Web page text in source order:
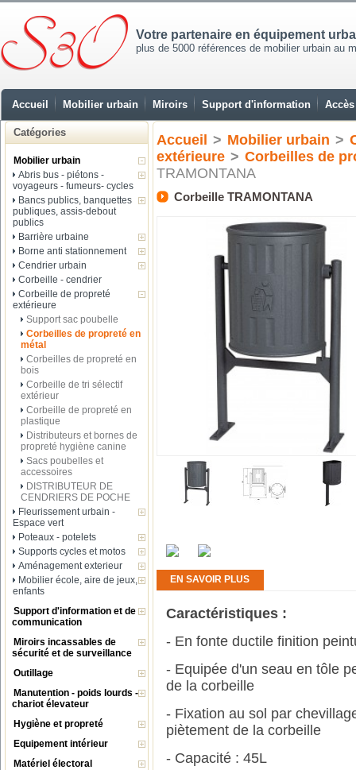
Votre partenaire en équipement
plus de 5000 références de mobilier urbain au
Accueil Mobilier urbain Miroirs Support d'information
Catégories
Mobilier urbain
Abris bus - piétons -
voyageurs - fumeurs- cycles
Bancs publics, banquettes
publiques, assis-debout
publics
Barrière urbaine
Borne anti stationnement
Cendrier urbain
Corbeille - cendrier
Corbeille de propreté
extérieure
Support sac poubelle
Corbeilles de propreté en
métal
Corbeilles de propreté en
bois
Corbeille de tri sélectif
extérieur
Corbeille de propreté en
plastique
Distributeurs et bornes de
propreté hygiène canine
Sacs poubelles et
accessoires
DISTRIBUTEUR DE
CENDRIERS DE POCHE
Fleurissement urbain -
Espace vert
Poteaux - potelets
Supports cycles et motos
Aménagement exterieur
Mobilier école, aire de jeux,
enfants
Support d'information et de
communication
Miroirs incassables de
sécurité et de surveillance
Outillage
Manutention - poids lourds -
chariot élevateur
Hygiène et propreté
Equipement intérieur
Matériel électoral
Accueil > Mobilier urbain >
extérieure > Corbeilles de
TRAMONTANA
Corbeille TRAMONTANA
EN SAVOIR PLUS
Caractéristiques :
- En fonte ductile finition
- Equipée d'un seau en tôle
de la corbeille
- Fixation au sol par
piètement de la corbeille
- Capacité : 45L